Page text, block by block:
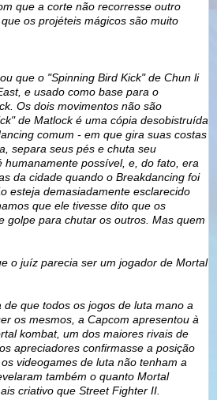
que a corte não recorresse outro
os projéteis mágicos são muito
que o "Spinning Bird Kick" de Chun li
e usado como base para o
Os dois movimentos não são
de Matlock é uma cópia desobistruída
comum - em que gira suas costas
separa seus pés e chuta seu
humanamente possível, e, do fato, era
da cidade quando o Breakdancing foi
esteja demasiadamente esclarecido
que ele tivesse dito que os
golpe para chutar os outros. Mas quem
o juíz parecia ser um jogador de Mortal
que todos os jogos de luta mano a
os mesmos, a Capcom apresentou à
kombat, um dos maiores rivais de
apreciadores confirmasse a posição
videogames de luta não tenham a
também o quanto Mortal
criativo que Street Fighter II.